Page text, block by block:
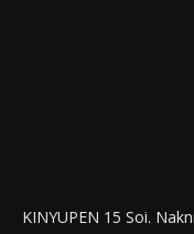
KINYUPEN 15 Soi.